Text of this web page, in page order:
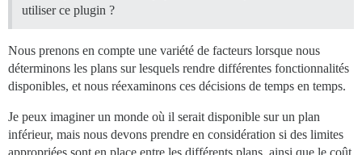
utiliser ce plugin ?
Nous prenons en compte une variété de facteurs lorsque nous
déterminons les plans sur lesquels rendre différentes fonctionnalités
disponibles, et nous réexaminons ces décisions de temps en temps.
Je peux imaginer un monde où il serait disponible sur un plan
inférieur, mais nous devons prendre en considération si des limites
appropriées sont en place entre les différents plans, ainsi que le coût